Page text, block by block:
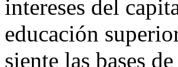
intereses del
educación
siente las bases